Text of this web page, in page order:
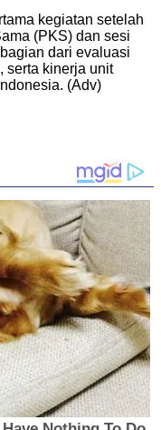
kegiatan setelah
(PKS) dan sesi
dari evaluasi
serta kinerja unit
(Adv)